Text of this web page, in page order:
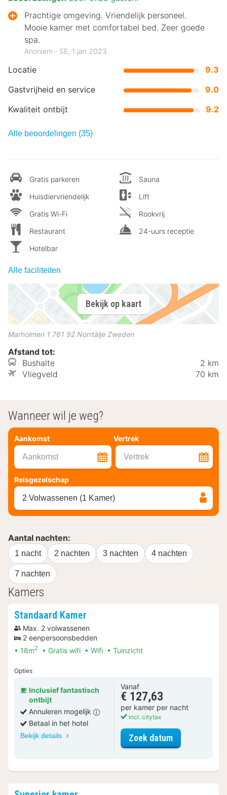
Locatie
9.3
Gastvrijheid en service
9.0
Kwaliteit ontbijt
9.2
Prachtige omgeving. Vriendelijk personeel.
Mooie kamer met comfortabel bed. Zeer goede
spa.
Anoniem ‐ SE, 1 jan 2023
Alle beoordelingen (35)
Gratis parkeren
Huisdiervriendelijk
Gratis Wi-Fi
Restaurant
Hotelbar
Sauna
Lift
Rookvrij
24-uurs receptie
Alle faciliteiten
Bekijk op kaart
Marholmen 1 761 92 Norrtälje Zweden
Afstand tot:
Bushalte
2 km
Vliegveld
70 km
Wanneer wil je weg?
Aankomst Vertrek
Aankomst Vertrek
Reisgezelschap
2 Volwassenen (1 Kamer)
Aantal nachten:
1 nacht 2 nachten 3 nachten 4 nachten
7 nachten
Kamers
Standaard Kamer
Max. 2 volwassenen
2 eenpersoonsbedden
18m2 Gratis wifi Wifi Tuinzicht
Opties
Inclusief fantastisch
ontbijt
Annuleren mogelijk
Betaal in het hotel
Bekijk details
Vanaf
€ 127,63
per kamer per nacht
incl. citytax
Zoek datumvoor